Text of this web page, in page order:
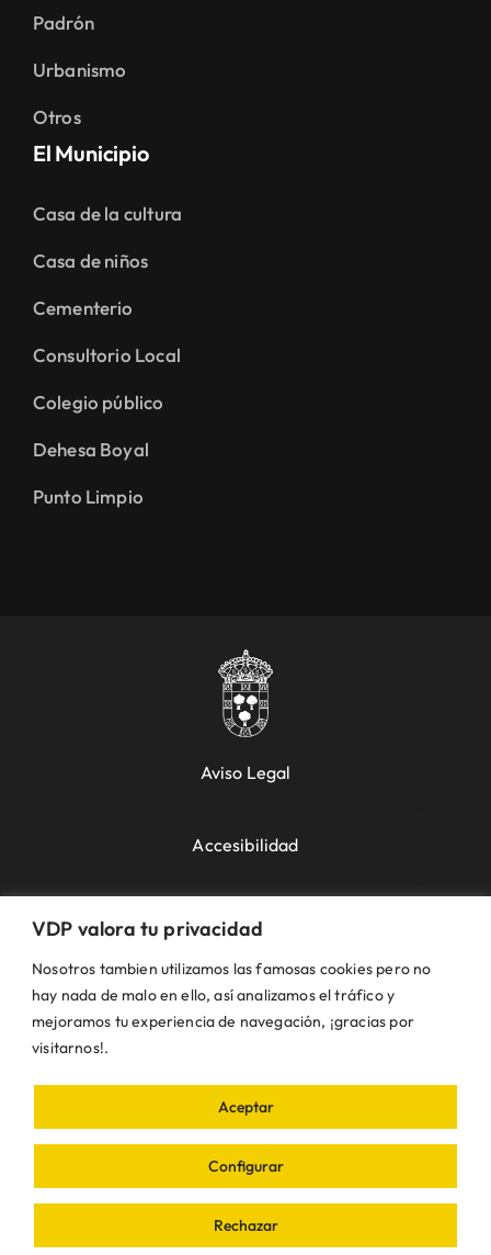
VDP valora tu privacidad
Nosotros tambien utilizamos las famosas cookies pero no
hay nada de malo en ello, así analizamos el tráfico y
mejoramos tu experiencia de navegación, ¡gracias por
visitarnos!.
Configurar
Rechazar
Aceptar
Padrón
Urbanismo
Otros
El Municipio
Casa de la cultura
Casa de niños
Cementerio
Consultorio Local
Colegio público
Dehesa Boyal
Punto Limpio
Aviso Legal
Accesibilidad
Política de Cookies
Política de Privacidad
© VDP 2000 - 2026 •Ayuntamiento de Villanueva
Villanueva de Perales | Madrid • Todos los
derechos reservados • Diseñado con ❤ poriDEA